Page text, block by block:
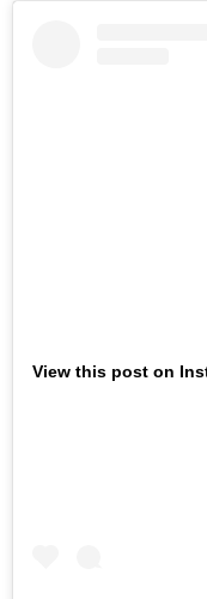
View this post on